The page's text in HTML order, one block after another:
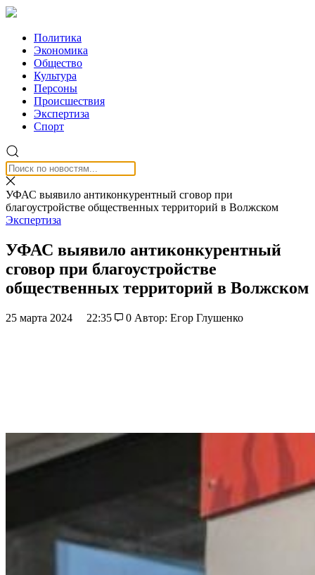
Политика
Экономика
Общество
Культура
Персоны
Происшествия
Экспертиза
Спорт
УФАС выявило антиконкурентный сговор при
благоустройстве общественных территорий в Волжском
Экспертиза
УФАС выявило антиконкурентный
сговор при благоустройстве
общественных территорий в Волжском
25 марта 2024 22:35 0 Автор: Егор Глушенко